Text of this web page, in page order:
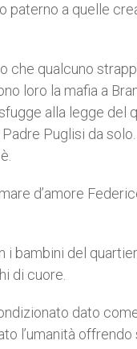
paterno a quelle
che qualcuno
loro la mafia a
alla legge del
Puglisi da
d’amore
bambini del
di cuore.
dato
l’umanità offrendo